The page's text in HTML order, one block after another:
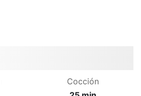
Cocción